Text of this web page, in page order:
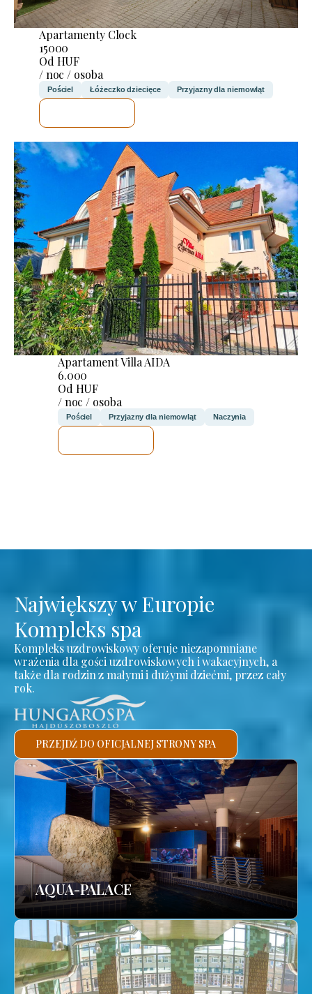
Apartamenty Clock
15000
Od HUF
/ noc / osoba
Pościel Łóżeczko dziecięce Przyjazny dla niemowląt
Apartament Villa AIDA
6.000
Od HUF
/ noc / osoba
Pościel Przyjazny dla niemowląt Naczynia
Największy w Europie
Kompleks spa
Kompleks uzdrowiskowy oferuje niezapomniane
wrażenia dla gości uzdrowiskowych i wakacyjnych, a
także dla rodzin z małymi i dużymi dziećmi, przez cały
rok.
PRZEJDŹ DO OFICJALNEJ STRONY SPA
AQUA-PALACE